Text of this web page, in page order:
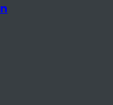
of Amziah King